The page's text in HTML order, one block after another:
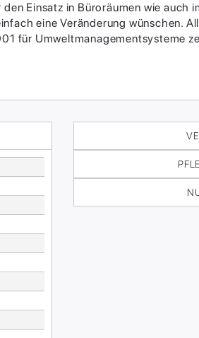
Einsatz in Büroräumen wie auch
eine Veränderung wünschen.
für Umweltmanagementsysteme